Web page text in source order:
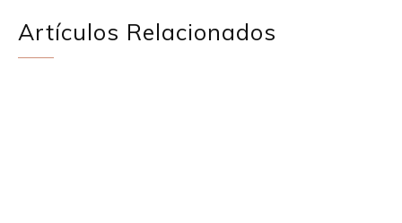
Artículos Relacionados